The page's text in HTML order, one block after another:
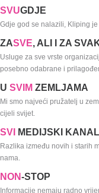
SVUGDJE
Gdje god se nalazili, Kliping
ZASVE, ALI I ZA
Usluge za sve vrste
posebno odabrane i
U SVIM ZEMLJAMA
Mi smo najveći pružatelj u
cijeli svijet.
SVI MEDIJSKI KANALI
Razlika između novih i starih
nama.
NON-STOP
Informacije nemaju radno